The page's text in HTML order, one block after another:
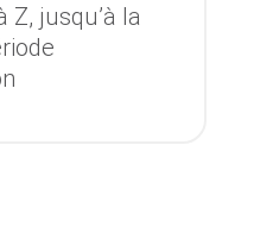
Z, jusqu’à la